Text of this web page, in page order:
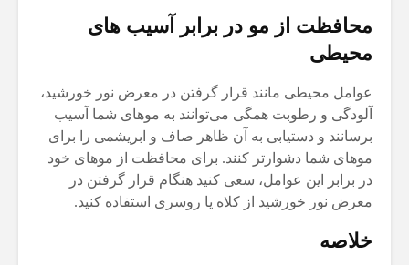
محافظت از مو در برابر آسیب های
محیطی
عوامل محیطی مانند قرار گرفتن در معرض نور خورشید،
آلودگی و رطوبت همگی می‌توانند به موهای شما آسیب
برسانند و دستیابی به آن ظاهر صاف و ابریشمی را برای
موهای شما دشوارتر کنند. برای محافظت از موهای خود
در برابر این عوامل، سعی کنید هنگام قرار گرفتن در
معرض نور خورشید از کلاه یا روسری استفاده کنید.
خلاصه